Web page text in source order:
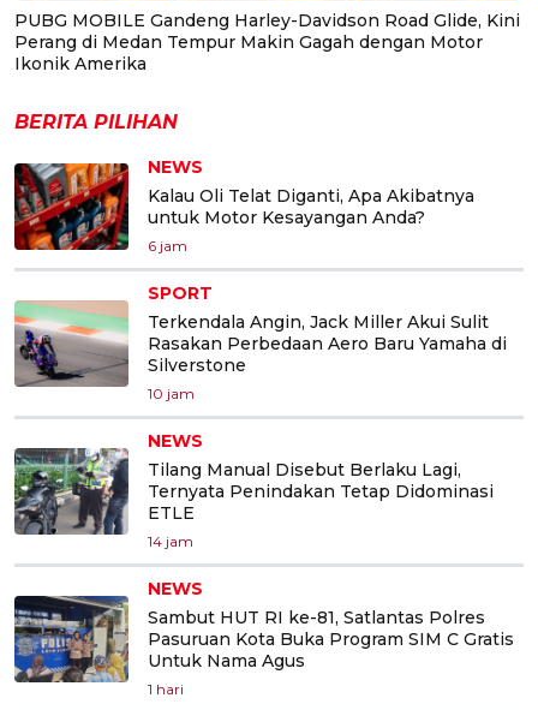
PUBG MOBILE Gandeng Harley-Davidson Road Glide, Kini
Perang di Medan Tempur Makin Gagah dengan Motor
Ikonik Amerika
BERITA PILIHAN
NEWS
Kalau Oli Telat Diganti, Apa Akibatnya
untuk Motor Kesayangan Anda?
6 jam
SPORT
Terkendala Angin, Jack Miller Akui Sulit
Rasakan Perbedaan Aero Baru Yamaha di
Silverstone
10 jam
NEWS
Tilang Manual Disebut Berlaku Lagi,
Ternyata Penindakan Tetap Didominasi
ETLE
14 jam
NEWS
Sambut HUT RI ke-81, Satlantas Polres
Pasuruan Kota Buka Program SIM C Gratis
Untuk Nama Agus
1 hari